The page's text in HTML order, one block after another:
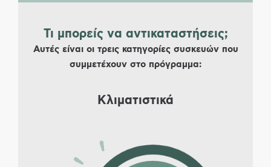
Τι μπορείς να αντικαταστήσεις;
Αυτές είναι οι τρεις κατηγορίες συσκευών που
συμμετέχουν στο πρόγραμμα:
Κλιματιστικά